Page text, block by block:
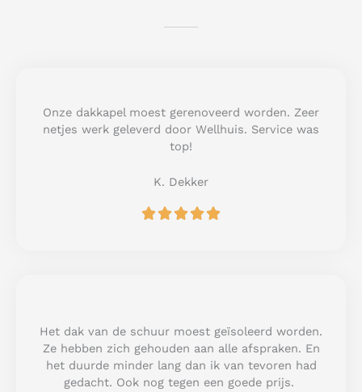
Onze dakkapel moest gerenoveerd worden. Zeer
netjes werk geleverd door Wellhuis. Service was
top!
K. Dekker
R
u
t
o
f
Het dak van de schuur moest geïsoleerd worden.
Ze hebben zich gehouden aan alle afspraken. En
het duurde minder lang dan ik van tevoren had
gedacht. Ook nog tegen een goede prijs.